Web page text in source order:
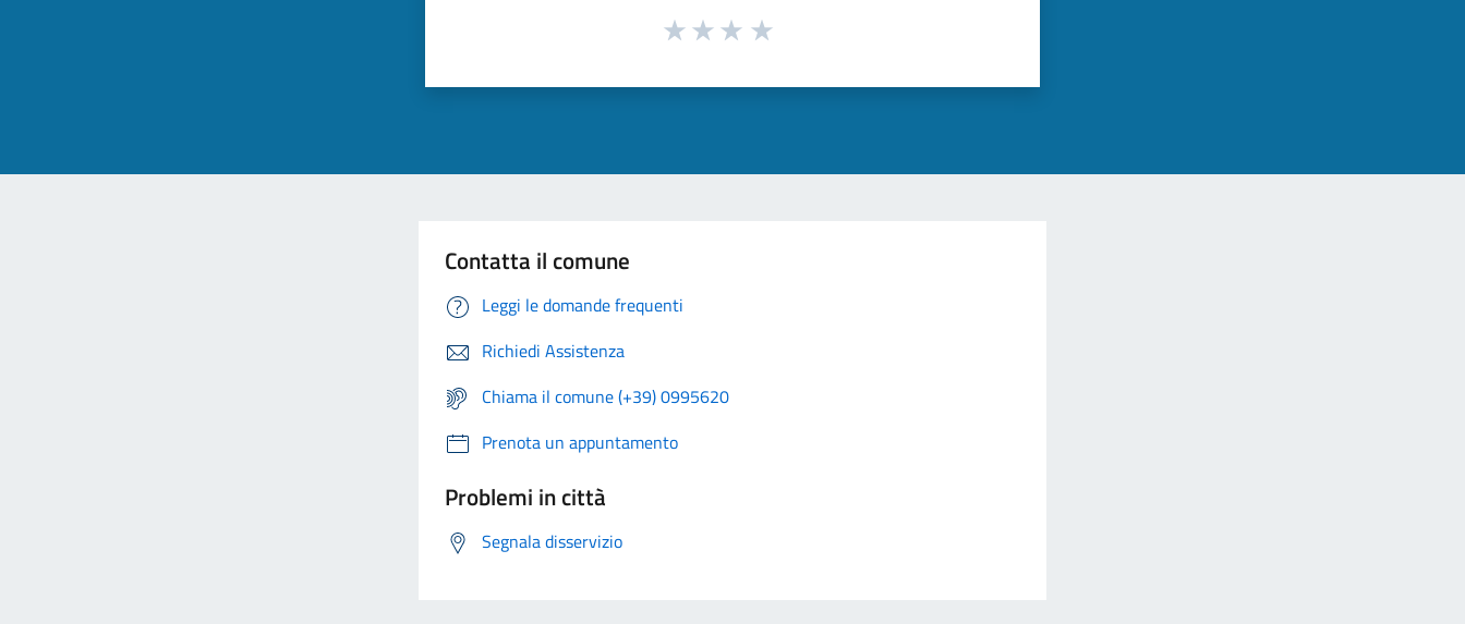
Contatta il comune
Leggi le domande frequenti
Richiedi Assistenza
Chiama il comune (+39) 0995620
Prenota un appuntamento
Problemi in città
Segnala disservizio